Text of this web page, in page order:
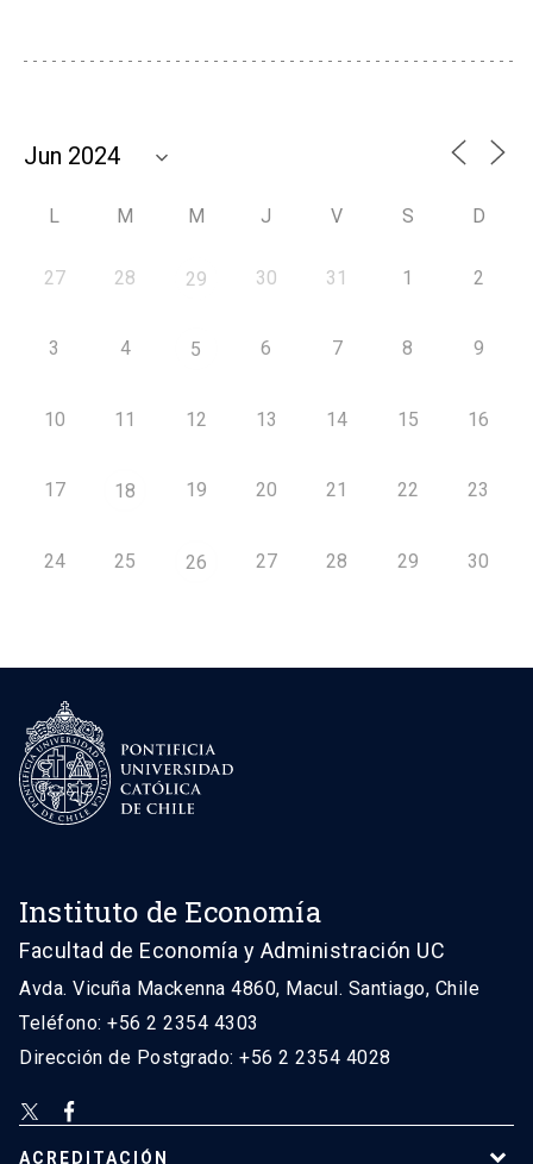
L M M J V S D
27 28 29 30 31 1 2
3 4 5 6 7 8 9
10 11 12 13 14 15 16
17 18 19 20 21 22 23
24 25 26 27 28 29 30
Instituto de Economía
Facultad de Economía y Administración UC
Avda. Vicuña Mackenna 4860, Macul. Santiago, Chile
Teléfono: +56 2 2354 4303
Dirección de Postgrado: +56 2 2354 4028
ACREDITACIÓN